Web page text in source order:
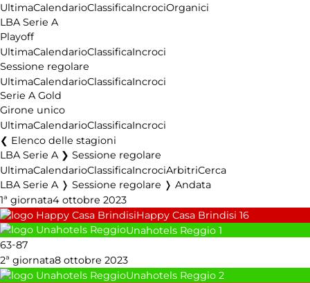
UltimaCalendarioClassificaIncrociOrganici
LBA Serie A
Playoff
UltimaCalendarioClassificaIncroci
Sessione regolare
UltimaCalendarioClassificaIncroci
Serie A Gold
Girone unico
UltimaCalendarioClassificaIncroci
Elenco delle stagioni
LBA Serie A ❯ Sessione regolare
UltimaCalendarioClassificaIncrociArbitriCerca
LBA Serie A ❭ Sessione regolare ❭ Andata
1ª giornata4 ottobre 2023
Happy Casa Brindisi 16
Unahotels Reggio 1
63-87
2ª giornata8 ottobre 2023
Unahotels Reggio 2